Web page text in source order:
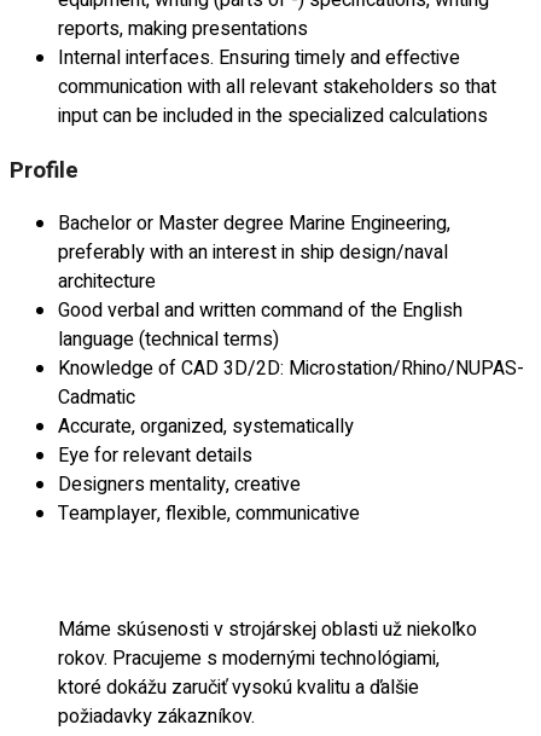
reports, making presentations
Internal interfaces. Ensuring timely and effective
communication with all relevant stakeholders so that
input can be included in the specialized calculations
Profile
Bachelor or Master degree Marine Engineering,
preferably with an interest in ship design/naval
architecture
Good verbal and written command of the English
language (technical terms)
Knowledge of CAD 3D/2D: Microstation/Rhino/NUPAS-
Cadmatic
Accurate, organized, systematically
Eye for relevant details
Designers mentality, creative
Teamplayer, flexible, communicative
Máme skúsenosti v strojárskej oblasti už niekoľko
rokov. Pracujeme s modernými technológiami,
ktoré dokážu zaručiť vysokú kvalitu a ďalšie
požiadavky zákazníkov.